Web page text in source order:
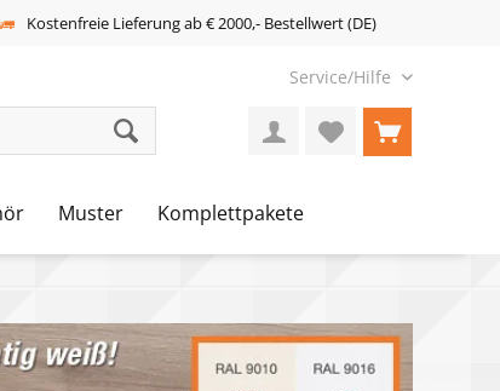
Kostenfreie Lieferung ab € 2000,- Bestellwert (DE)
Service/Hilfe
Muster Komplettpakete